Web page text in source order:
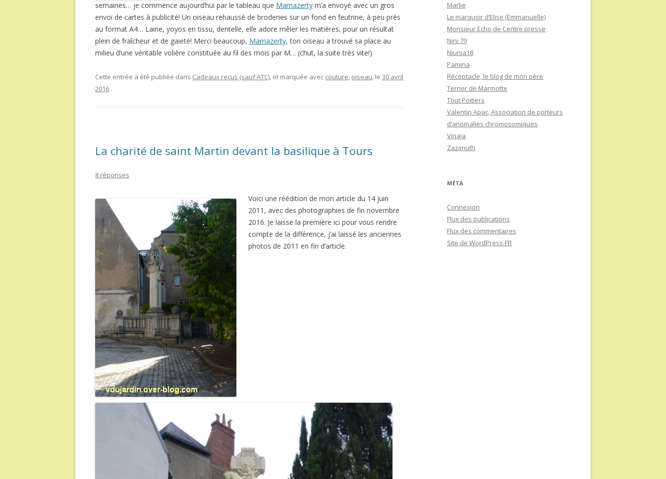
semaines… je commence aujourd’hui par le tableau que Mamazerty m’a envoyé avec un gros
envoi de cartes à publicité! Un oiseau rehaussé de broderies sur un fond en feutrine, à peu près
au format A4… Laine, yoyos en tissu, dentelle, elle adore mêler les matières, pour un résultat
plein de fraîcheur et de gaieté! Merci beaucoup, Mamazerty, ton oiseau a trouvé sa place au
milieu d’une véritable volière constituée au fil des mois par M… (chut, la suite très vite!)
Cette entrée a été publiée dans Cadeaux reçus (sauf ATC), et marquée avec couture, oiseau, le 30 avril
2016 .
La charité de saint Martin devant la basilique à Tours
8 réponses
Voici une réédition de mon article du 14 juin
2011, avec des photographies de fin novembre
2016. Je laisse la première ici pour vous rendre
compte de la différence, j’ai laissé les anciennes
photos de 2011 en fin d’article.
Marlie
Le marquoir d’Elise (Emmanuelle)
Monsieur Echo de Centre presse
Nini 79
Niunia18
Pamina
Réceptacle, le blog de mon père
Terrier de Marmotte
Tout Poitiers
Valentin Apac, Association de porteurs
d’anomalies chromosomiques
Virjaja
Zazimuth
MÉTA
Connexion
Flux des publications
Flux des commentaires
Site de WordPress-FR